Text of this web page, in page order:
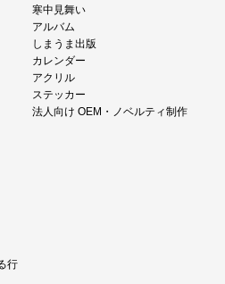
寒中見舞い
アルバム
しまうま出版
カレンダー
アクリル
ステッカー
法人向け OEM・ノベルティ制作
行